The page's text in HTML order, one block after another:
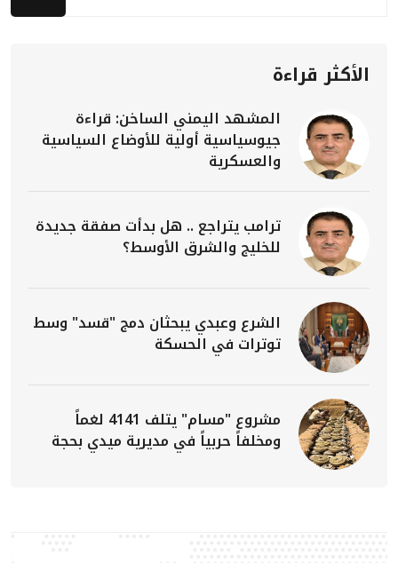
الأكثر قراءة
المشهد اليمني الساخن: قراءة
جيوسياسية أولية للأوضاع السياسية
والعسكرية
ترامب يتراجع .. هل بدأت صفقة جديدة
للخليج والشرق الأوسط؟
الشرع وعبدي يبحثان دمج "قسد" وسط
توترات في الحسكة
مشروع "مسام" يتلف 4141 لغماً
ومخلفاً حربياً في مديرية ميدي بحجة